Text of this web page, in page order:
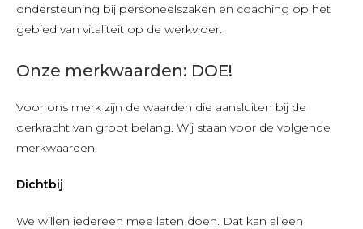
ondersteuning bij personeelszaken en coaching op het
gebied van vitaliteit op de werkvloer.
Onze merkwaarden: DOE!
Voor ons merk zijn de waarden die aansluiten bij de
oerkracht van groot belang. Wij staan voor de volgende
merkwaarden:
Dichtbij
We willen iedereen mee laten doen. Dat kan alleen